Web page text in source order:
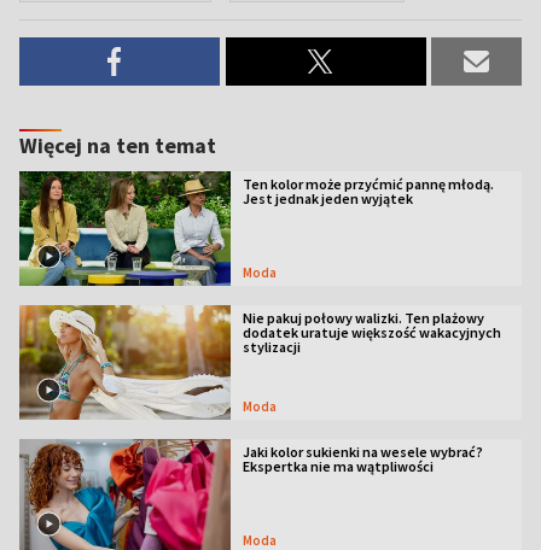
Więcej na ten temat
Ten kolor może przyćmić pannę młodą.
Jest jednak jeden wyjątek
Moda
Nie pakuj połowy walizki. Ten plażowy
dodatek uratuje większość wakacyjnych
stylizacji
Moda
Jaki kolor sukienki na wesele wybrać?
Ekspertka nie ma wątpliwości
Moda